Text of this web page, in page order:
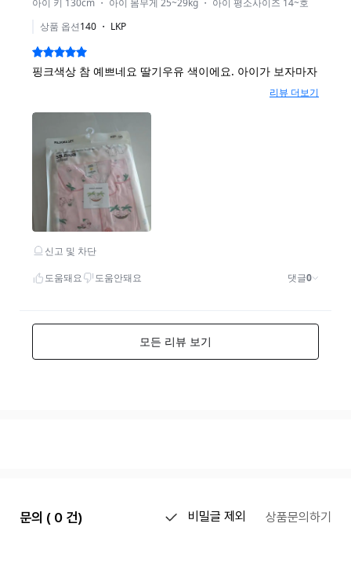
문의 ( 0 건) 비밀글 제외 상품문의하기